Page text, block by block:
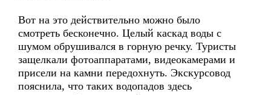
Вот на это действительно можно было
смотреть бесконечно. Целый каскад воды с
шумом обрушивался в горную речку. Туристы
защелкали фотоаппаратами, видеокамерами и
присели на камни передохнуть. Экскурсовод
пояснила, что таких водопадов здесь